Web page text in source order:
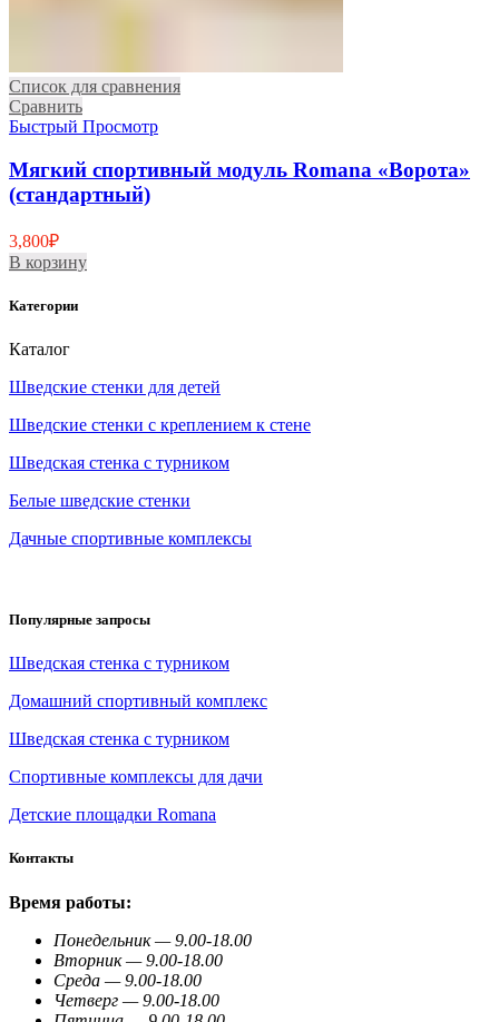
Список для сравнения
Сравнить
Быстрый Просмотр
Мягкий спортивный модуль Romana «Ворота»
(стандартный)
3,800₽
В корзину
Категории
Каталог
Шведские стенки для детей
Шведские стенки с креплением к стене
Шведская стенка с турником
Белые шведские стенки
Дачные спортивные комплексы
Популярные запросы
Шведская стенка с турником
Домашний спортивный комплекс
Шведская стенка с турником
Спортивные комплексы для дачи
Детские площадки Romana
Контакты
Время работы:
Понедельник — 9.00-18.00
Вторник — 9.00-18.00
Среда — 9.00-18.00
Четверг — 9.00-18.00